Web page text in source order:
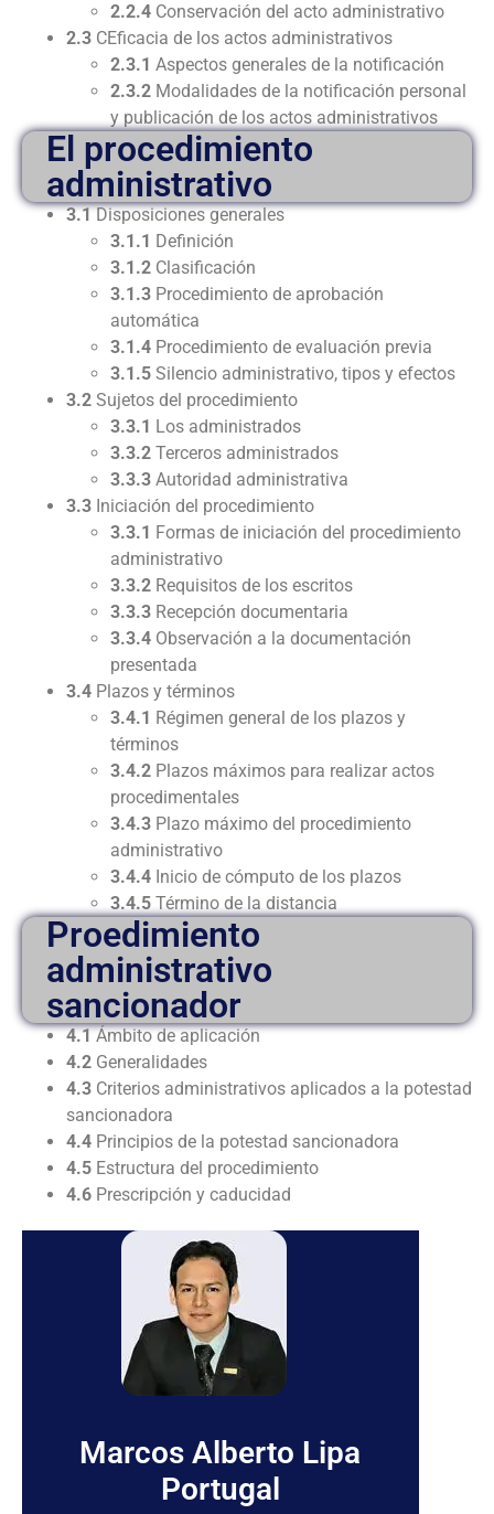
2.2.4 Conservación del acto administrativo
2.3 CEficacia de los actos administrativos
2.3.1 Aspectos generales de la notificación
2.3.2 Modalidades de la notificación personal
y publicación de los actos administrativos
El procedimiento
administrativo
3.1Disposiciones generales
3.1.1 Definición
3.1.2 Clasificación
3.1.3 Procedimiento de aprobación
automática
3.1.4 Procedimiento de evaluación previa
3.1.5 Silencio administrativo, tipos y efectos
3.2 Sujetos del procedimiento
3.3.1 Los administrados
3.3.2 Terceros administrados
3.3.3 Autoridad administrativa
3.3 Iniciación del procedimiento
3.3.1 Formas de iniciación del procedimiento
administrativo
3.3.2 Requisitos de los escritos
3.3.3 Recepción documentaria
3.3.4 Observación a la documentación
presentada
3.4 Plazos y términos
3.4.1 Régimen general de los plazos y
términos
3.4.2 Plazos máximos para realizar actos
procedimentales
3.4.3 Plazo máximo del procedimiento
administrativo
3.4.4 Inicio de cómputo de los plazos
3.4.5 Término de la distancia
Proedimiento
administrativo
sancionador
4.1Ámbito de aplicación
4.2 Generalidades
4.3 Criterios administrativos aplicados a la potestad
sancionadora
4.4 Principios de la potestad sancionadora
4.5 Estructura del procedimiento
4.6 Prescripción y caducidad
Marcos Alberto Lipa
Portugal